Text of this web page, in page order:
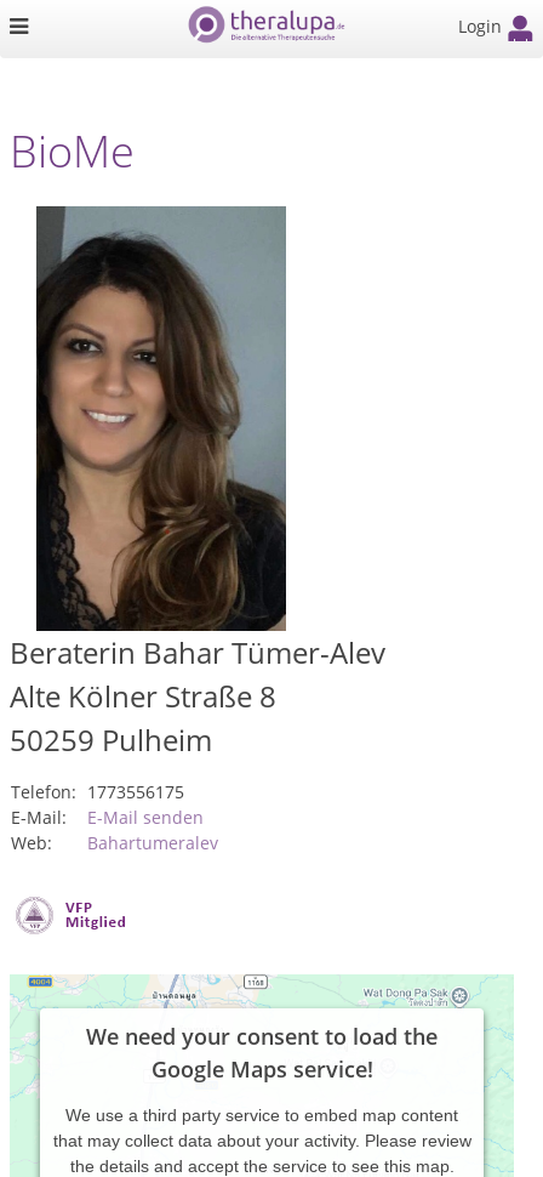
Login
BioMe
Beraterin Bahar Tümer-Alev
Alte Kölner Straße 8
50259 Pulheim
Telefon: 1773556175
E-Mail:
E-Mail senden
Web:
Bahartumeralev
We need your consent to load the
Google Maps service!
We use a third party service to embed map content
that may collect data about your activity. Please review
the details and accept the service to see this map.